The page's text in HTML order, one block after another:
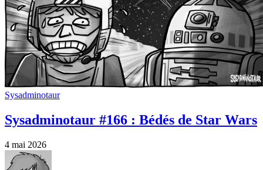
Sysadminotaur
Sysadminotaur #166 : Bédés de Star Wars
4 mai 2026